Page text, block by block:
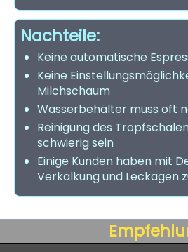
Nachteile:
Keine automatische
Keine
Milchschaum
Wasserbehälter muss oft
Reinigung des
schwierig sein
Einige Kunden haben mit
Verkalkung und Leckagen